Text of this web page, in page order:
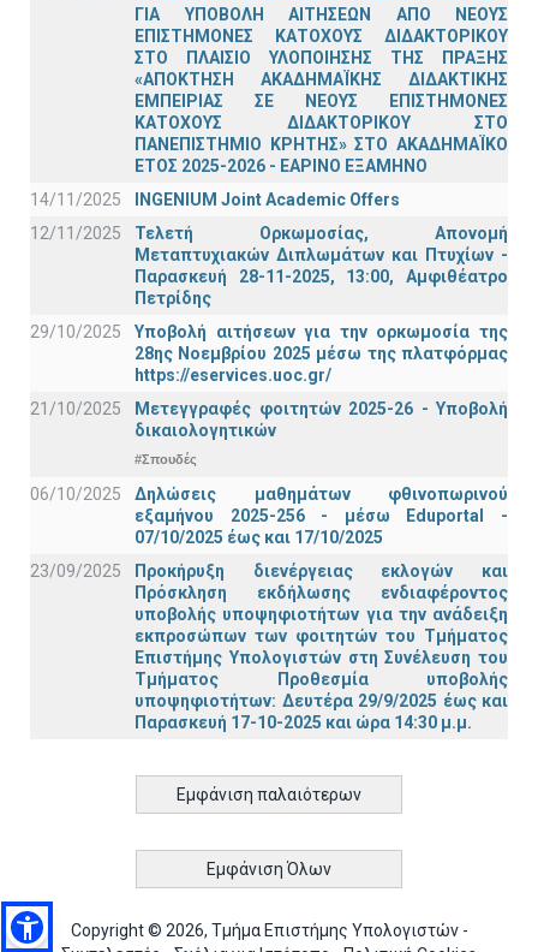
ΓΙΑ ΥΠΟΒΟΛΗ ΑΙΤΗΣΕΩΝ ΑΠΟ ΝΕΟΥΣ
ΕΠΙΣΤΗΜΟΝΕΣ ΚΑΤΟΧΟΥΣ ΔΙΔΑΚΤΟΡΙΚΟΥ
ΣΤΟ ΠΛΑΙΣΙΟ ΥΛΟΠΟΙΗΣΗΣ ΤΗΣ ΠΡΑΞΗΣ
«ΑΠΟΚΤΗΣΗ ΑΚΑΔΗΜΑΪΚΗΣ ΔΙΔΑΚΤΙΚΗΣ
ΕΜΠΕΙΡΙΑΣ ΣΕ ΝΕΟΥΣ ΕΠΙΣΤΗΜΟΝΕΣ
ΚΑΤΟΧΟΥΣ ΔΙΔΑΚΤΟΡΙΚΟΥ ΣΤΟ
ΠΑΝΕΠΙΣΤΗΜΙΟ ΚΡΗΤΗΣ» ΣΤΟ ΑΚΑΔΗΜΑΪΚΟ
ΕΤΟΣ 2025-2026 - ΕΑΡΙΝΟ ΕΞΑΜΗΝΟ
14/11/2025
INGENIUM Joint Academic Offers
12/11/2025
Τελετή Ορκωμοσίας, Απονομή
Μεταπτυχιακών Διπλωμάτων και Πτυχίων -
Παρασκευή 28-11-2025, 13:00, Αμφιθέατρο
Πετρίδης
29/10/2025
Υποβολή αιτήσεων για την ορκωμοσία της
28ης Νοεμβρίου 2025 μέσω της πλατφόρμας
https://eservices.uoc.gr/
21/10/2025
Μετεγγραφές φοιτητών 2025-26 - Υποβολή
δικαιολογητικών
#Σπουδές
06/10/2025
Δηλώσεις μαθημάτων φθινοπωρινού
εξαμήνου 2025-256 - μέσω Εduportal -
07/10/2025 έως και 17/10/2025
23/09/2025
Προκήρυξη διενέργειας εκλογών και
Πρόσκληση εκδήλωσης ενδιαφέροντος
υποβολής υποψηφιοτήτων για την ανάδειξη
εκπροσώπων των φοιτητών του Τμήματος
Επιστήμης Υπολογιστών στη Συνέλευση του
Τμήματος Προθεσμία υποβολής
υποψηφιοτήτων: Δευτέρα 29/9/2025 έως και
Παρασκευή 17-10-2025 και ώρα 14:30 μ.μ.
Εμφάνιση παλαιότερων
Εμφάνιση Όλων
Copyright © 2026, Τμήμα Επιστήμης Υπολογιστών -